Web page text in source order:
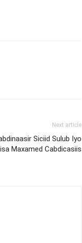
Next article
Siciid Sulub Iyo
Maxamed Cabdicasiis